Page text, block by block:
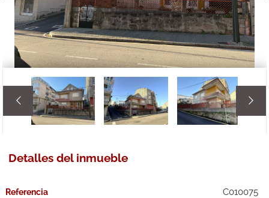
 
Detalles del inmueble
Referencia C010075